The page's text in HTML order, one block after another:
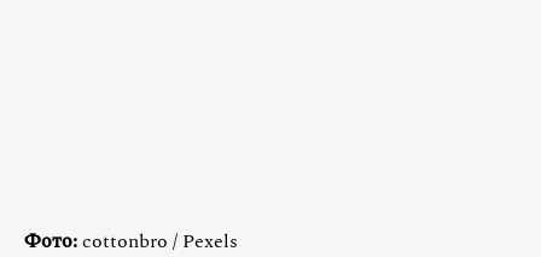
Фото:cottonbro / Pexels